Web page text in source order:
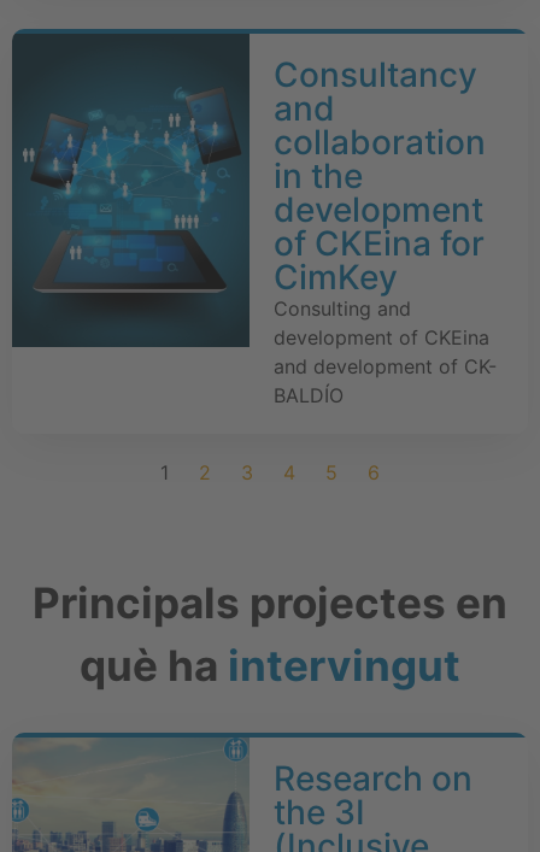
Consultancy
and
collaboration
in the
development
of CKEina for
CimKey
Consulting and
development of CKEina
and development of CK-
BALDÍO
1 2 3 4 5 6
Principals projectes en
què ha intervingut
Research on
the 3I